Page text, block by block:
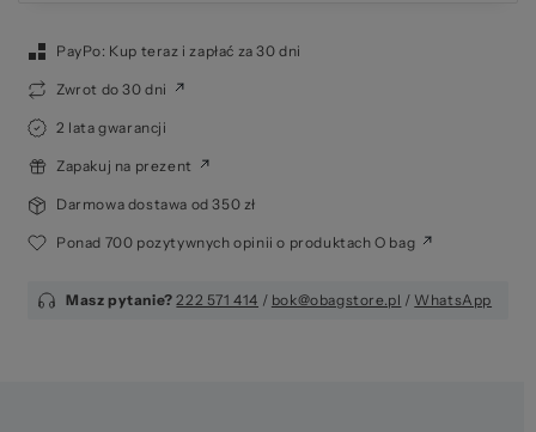
PayPo: Kup teraz i zapłać za 30 dni
Zwrot do 30 dni
2 lata gwarancji
Zapakuj na prezent
Darmowa dostawa od 350 zł
Ponad 700 pozytywnych opinii o produktach O bag
Masz pytanie? 222 571 414 / bok@obagstore.pl / WhatsApp